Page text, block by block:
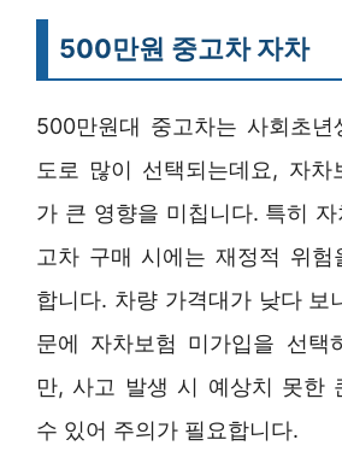
500만원 중고차 자차
500만원대 중고차는 사회초년
도로 많이 선택되는데요, 자차
가 큰 영향을 미칩니다. 특히
고차 구매 시에는 재정적 위험
합니다. 차량 가격대가 낮다 보
문에 자차보험 미가입을 선택
만, 사고 발생 시 예상치 못한
수 있어 주의가 필요합니다.